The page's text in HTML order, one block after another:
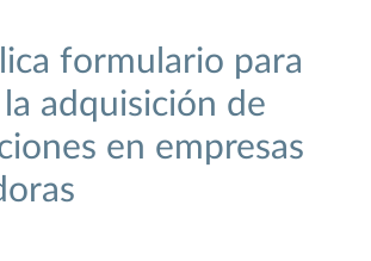
formulario para
adquisición de
en empresas